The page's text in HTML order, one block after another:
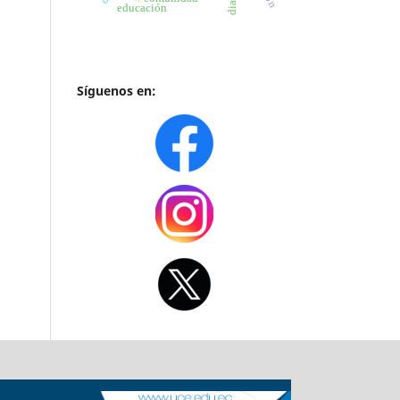
educación
Síguenos en: